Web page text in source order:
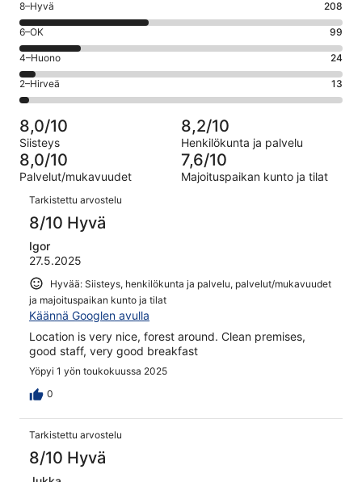
-
Loistava.
176
kautta
520
arvostelua
Arvosana
8
-
Hyvä.
208
kautta
520
arvostelua
8–Hyvä 208
Arvosana
6
-
OK.
99
520
arvostelua
6–OK 99
Arvosana
4
-
Huono.
24
kautta
520
arvostelua
4–Huono 24
Arvosana
2
-
Hirveä.
13
kautta
520
arvostelua
2–Hirveä 13
8,0/10
Siisteys
8,2/10
Henkilökunta ja palvelu
8,0/10
Palvelut/mukavuudet
7,6/10
Majoituspaikan kunto ja tilat
Arvostelut
Tarkistettu arvostelu
8/10 Hyvä
Igor
27.5.2025
Hyvää: Siisteys, henkilökunta ja palvelu, palvelut/mukavuudet
ja majoituspaikan kunto ja tilat
Käännä Googlen avulla
Location is very nice, forest around. Clean premises,
good staff, very good breakfast
Yöpyi 1 yön toukokuussa 2025
0
Tarkistettu arvostelu
8/10 Hyvä